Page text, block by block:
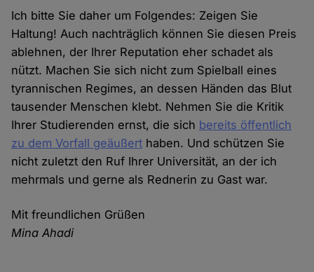
Ich bitte Sie daher um Folgendes: Zeigen Sie
Haltung! Auch nachträglich können Sie diesen Preis
ablehnen, der Ihrer Reputation eher schadet als
nützt. Machen Sie sich nicht zum Spielball eines
tyrannischen Regimes, an dessen Händen das Blut
tausender Menschen klebt. Nehmen Sie die Kritik
Ihrer Studierenden ernst, die sich bereits öffentlich
zu dem Vorfall geäußert haben. Und schützen Sie
nicht zuletzt den Ruf Ihrer Universität, an der ich
mehrmals und gerne als Rednerin zu Gast war.
Mit freundlichen Grüßen
Mina Ahadi